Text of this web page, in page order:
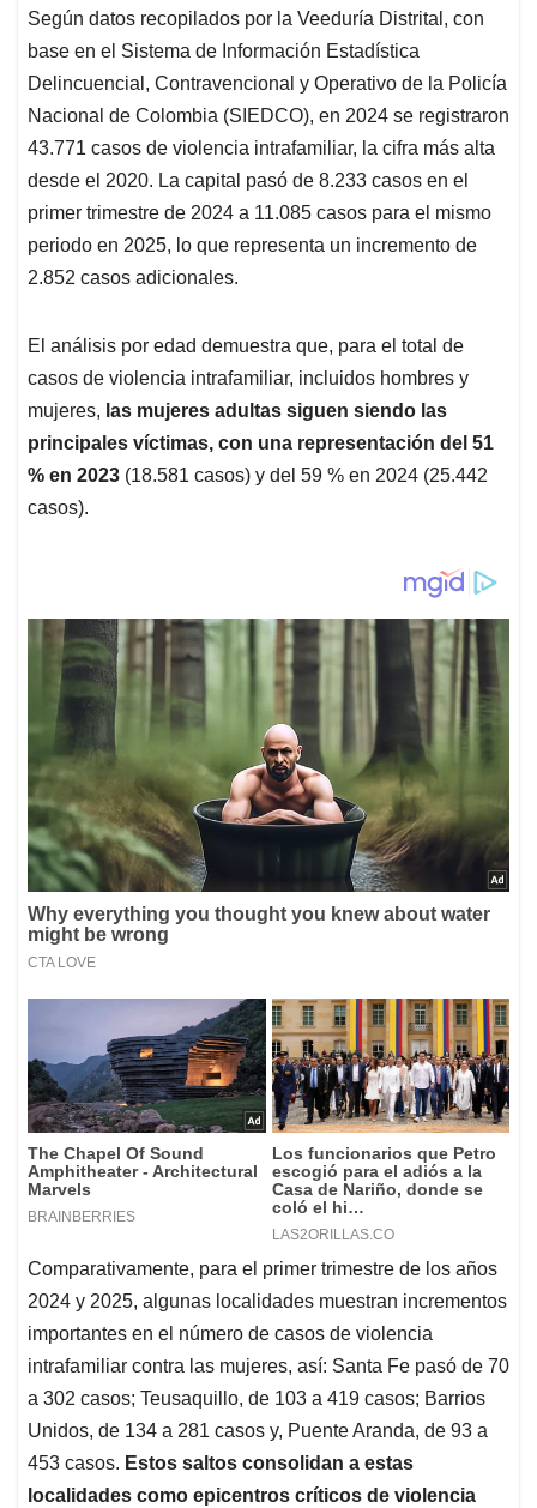
Según datos recopilados por la Veeduría Distrital, con
base en el Sistema de Información Estadística
Delincuencial, Contravencional y Operativo de la Policía
Nacional de Colombia (SIEDCO), en 2024 se registraron
43.771 casos de violencia intrafamiliar, la cifra más alta
desde el 2020. La capital pasó de 8.233 casos en el
primer trimestre de 2024 a 11.085 casos para el mismo
periodo en 2025, lo que representa un incremento de
2.852 casos adicionales.
El análisis por edad demuestra que, para el total de
casos de violencia intrafamiliar, incluidos hombres y
mujeres, las mujeres adultas siguen siendo las
principales víctimas, con una representación del 51
% en 2023 (18.581 casos) y del 59 % en 2024 (25.442
casos).
Comparativamente, para el primer trimestre de los años
2024 y 2025, algunas localidades muestran incrementos
importantes en el número de casos de violencia
intrafamiliar contra las mujeres, así: Santa Fe pasó de 70
a 302 casos; Teusaquillo, de 103 a 419 casos; Barrios
Unidos, de 134 a 281 casos y, Puente Aranda, de 93 a
453 casos. Estos saltos consolidan a estas
localidades como epicentros críticos de violencia